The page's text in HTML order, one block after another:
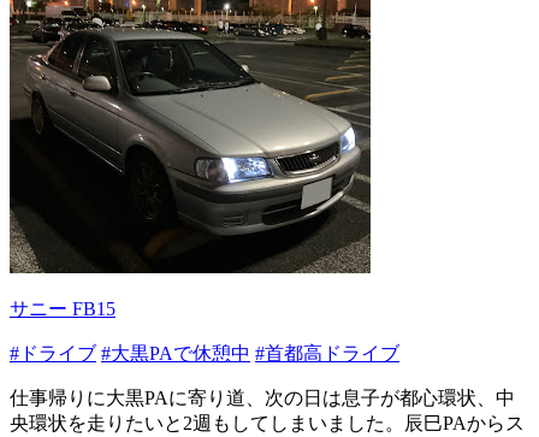
サニー FB15
#ドライブ #大黒PAで休憩中 #首都高ドライブ
仕事帰りに大黒PAに寄り道、次の日は息子が都心環状、中
央環状を走りたいと2週もしてしまいました。辰巳PAからス